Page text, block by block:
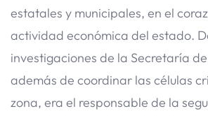
estatales y municipales, en el
actividad económica del estado.
investigaciones de la Secretaría
además de coordinar las células
zona, era el responsable de la